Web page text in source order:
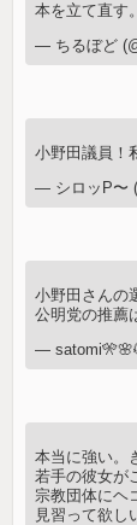
本を立て直す。
— ちるぼど
小野田議員！
— シロッP〜
小野田さんの
公明党の推薦
—
本当に強い。
若手の彼女が
宗教団体にヘ
見習って欲し